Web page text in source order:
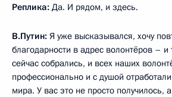
Реплика: Да. И рядом, и здесь.
В.Путин: Я уже высказывался, хочу
благодарности в адрес волонтёров – и
сейчас собрались, и всех наших
профессионально и с душой
мира. У вас это не просто получилось,